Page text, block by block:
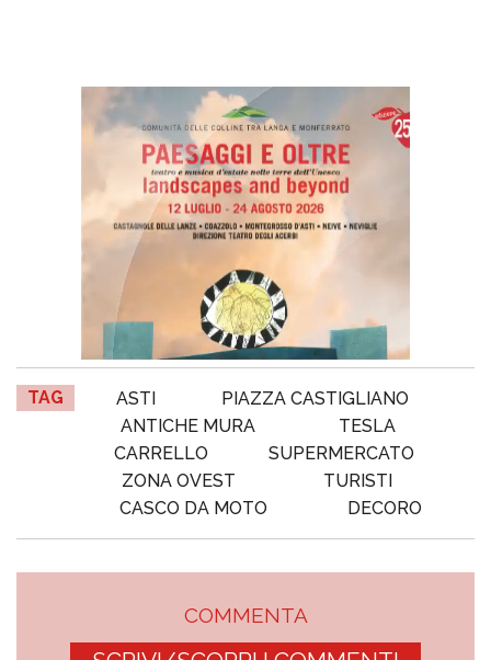
TAG ASTI
PIAZZA CASTIGLIANO
ANTICHE MURA
TESLA
CARRELLO
SUPERMERCATO
ZONA OVEST
TURISTI
CASCO DA MOTO
DECORO
COMMENTA